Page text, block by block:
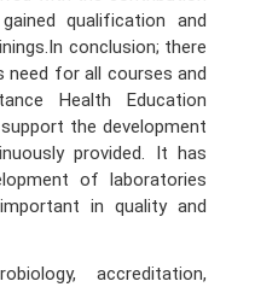
qualification and
conclusion; there
need for all courses and
Health Education
the development
provided. It has
of laboratories
in quality and
accreditation,